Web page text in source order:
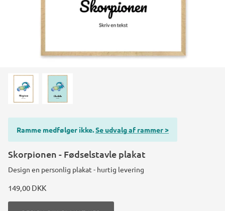
Konstruktions køretøj temafest
Ramme medfølger ikke.Se udvalg af rammer >
Skorpionen - Fødselstavle plakat
Design en personlig plakat - hurtig levering
149,00 DKK